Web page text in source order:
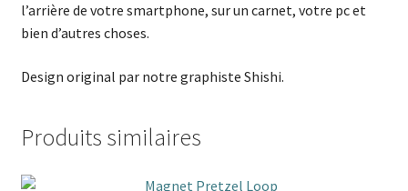
l’arrière de votre smartphone, sur un carnet, votre pc et
bien d’autres choses.
Design original par notre graphiste Shishi.
Produits similaires